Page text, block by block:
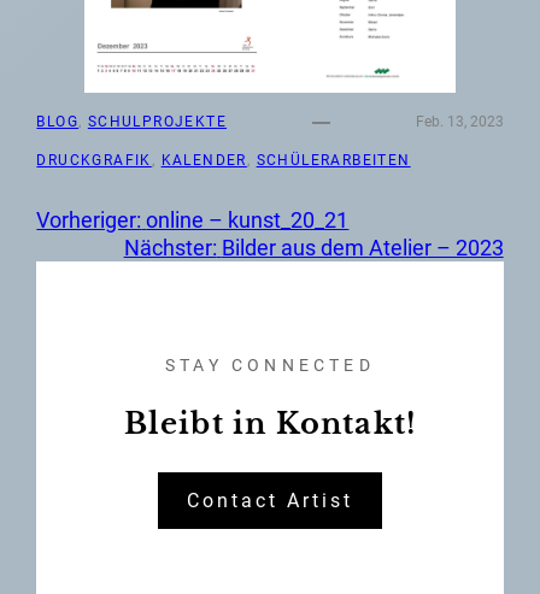
BLOG, SCHULPROJEKTE Feb. 13, 2023
DRUCKGRAFIK , KALENDER , SCHÜLERARBEITEN
Vorheriger: online – kunst_20_21
Nächster: Bilder aus dem Atelier – 2023
STAY CONNECTED
Bleibt in Kontakt!
Contact Artist